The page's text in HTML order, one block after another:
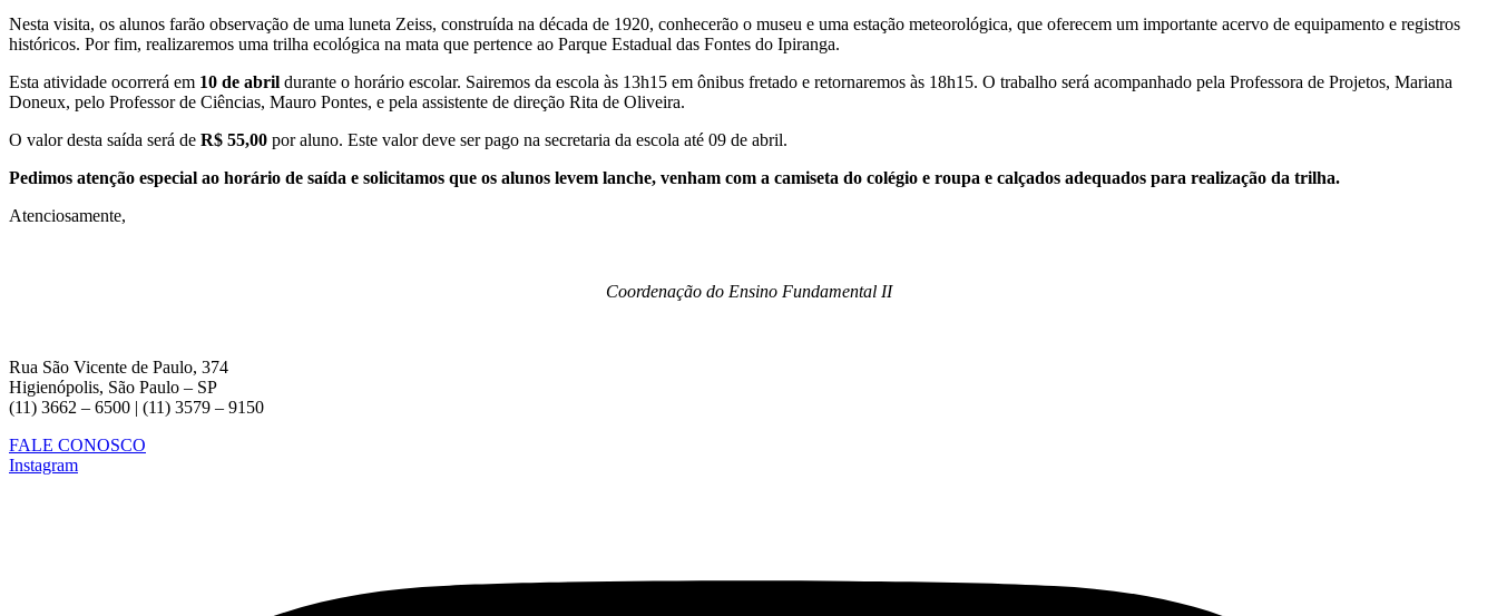
Nesta visita, os alunos farão observação de uma luneta Zeiss, construída na década de 1920, conhecerão o museu e uma estação meteorológica, que oferecem um importante acervo de equipamento e registros
históricos. Por fim, realizaremos uma trilha ecológica na mata que pertence ao Parque Estadual das Fontes do Ipiranga.
Esta atividade ocorrerá em 10 de abril durante o horário escolar. Sairemos da escola às 13h15 em ônibus fretado e retornaremos às 18h15. O trabalho será acompanhado pela Professora de Projetos, Mariana
Doneux, pelo Professor de Ciências, Mauro Pontes, e pela assistente de direção Rita de Oliveira.
O valor desta saída será de R$ 55,00 por aluno. Este valor deve ser pago na secretaria da escola até 09 de abril.
Pedimos atenção especial ao horário de saída e solicitamos que os alunos levem lanche, venham com a camiseta do colégio e roupa e calçados adequados para realização da trilha.
Atenciosamente,
Coordenação do Ensino Fundamental II
Rua São Vicente de Paulo, 374
Higienópolis, São Paulo – SP
(11) 3662 – 6500 | (11) 3579 – 9150
FALE CONOSCO
Instagram